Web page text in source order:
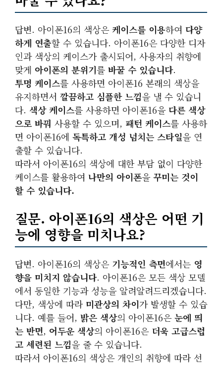
답변. 아이폰16의 색상은케이스를 이용하여 다양
하게 연출할 수 있습니다. 아이폰16은 다양한 디자
인과 색상의 케이스가 출시되어, 사용자의 취향에
맞게 아이폰의 분위기를 바꿀 수 있습니다.
투명 케이스를 사용하면 아이폰16 본래의 색상을
유지하면서 깔끔하고 심플한 느낌을 낼 수 있습니
다. 색상 케이스를 사용하면 아이폰16을 다른 색상
으로 바꿔 사용할 수 있으며, 패턴 케이스를 사용하
면 아이폰16에 독특하고 개성 넘치는 스타일을 연
출할 수 있습니다.
따라서 아이폰16의 색상에 대한 부담 없이 다양한
케이스를 활용하여 나만의 아이폰을꾸미는 것이
할 수 있습니다.
질문. 아이폰16의 색상은 어떤 기
능에 영향을 미치나요?
답변. 아이폰16의 색상은 기능적인 측면에서는 영
향을 미치지 않습니다. 아이폰16은 모든 색상 모델
에서 동일한 기능과 성능을 알려알려드리겠습니다.
다만, 색상에 따라 미관상의 차이가 발생할 수 있습
니다. 예를 들어, 밝은 색상의 아이폰16은눈에 띄
는 반면, 어두운 색상의 아이폰16은 더욱 고급스럽
고 세련된 느낌을 줄 수 있습니다.
따라서 아이폰16의 색상은 개인의 취향에 따라 선